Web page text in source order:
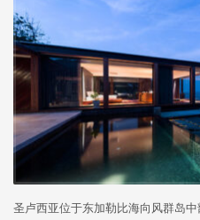
圣卢西亚位于东加勒比海向风群岛